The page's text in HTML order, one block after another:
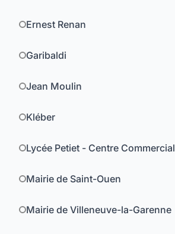
Ernest Renan
Garibaldi
Jean Moulin
Kléber
Lycée Petiet - Centre Commercial
Mairie de Saint-Ouen
Mairie de Villeneuve-la-Garenne